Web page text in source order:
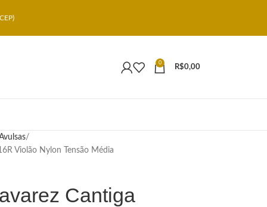
0
R$0,00
Violão Nylon Tensão Média
Cantiga